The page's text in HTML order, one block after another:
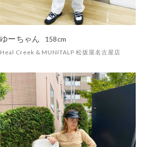
ゆーちゃん 158cm
Heal Creek & MUNITALP 松坂屋名古屋店